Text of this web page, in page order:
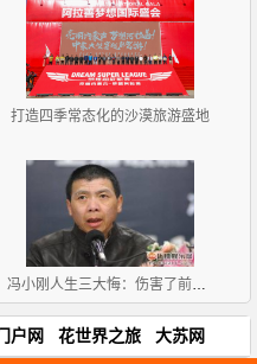
打造四季常态化的沙漠旅游盛地
冯小刚人生三大悔：伤害了前妻 不能和徐帆生育(1)
户网 花世界之旅 大苏网